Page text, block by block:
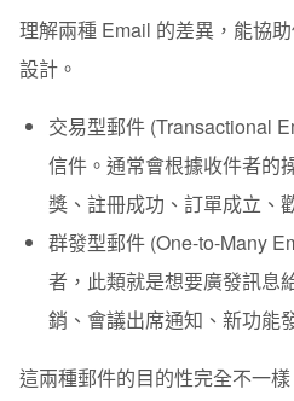
理解兩種 Email 的差異，能協
設計。
交易型郵件 (Transactional
信件。通常會根據收件者的
獎、註冊成功、訂單成立、
群發型郵件 (One-to-Many
者，此類就是想要廣發訊息
銷、會議出席通知、新功能
這兩種郵件的目的性完全不一